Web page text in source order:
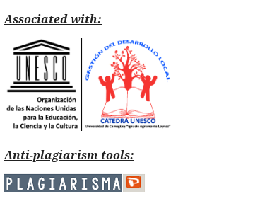
Associated with:
Anti-plagiarism tools: